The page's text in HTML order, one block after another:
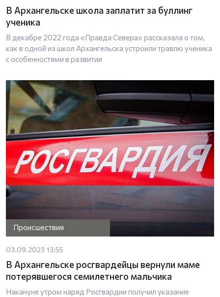
В Архангельске школа заплатит за буллинг
ученика
В декабре 2022 года «Правда Севера» рассказала о том,
как в одной из школ Архангельска устроили травлю ученика
с особенностями в развитии
Происшествия
03.09.2023 13:55
В Архангельске росгвардейцы вернули маме
потерявшегося семилетнего мальчика
Накануне утром наряд Росгвардии получил указание